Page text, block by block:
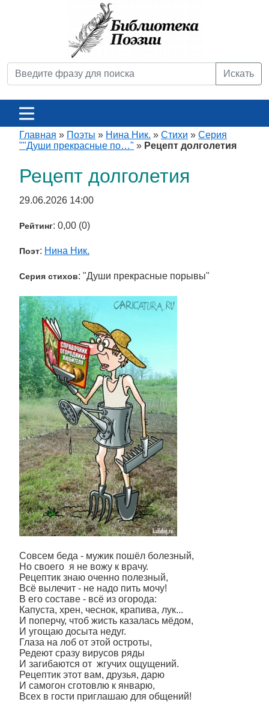
Искать
Главная » Поэты » Нина Ник. » Стихи » Серия
""Души прекрасные по…" » Рецепт долголетия
Рецепт долголетия
29.06.2026 14:00
Рейтинг: 0,00 (0)
Поэт: Нина Ник.
Серия стихов: "Души прекрасные порывы"
Совсем беда - мужик пошёл болезный,
Но своего я не вожу к врачу.
Рецептик знаю оченно полезный,
Всё вылечит - не надо пить мочу!
В его составе - всё из огорода:
Капуста, хрен, чеснок, крапива, лук...
И поперчу, чтоб жисть казалась мёдом,
И угощаю досыта недуг.
Глаза на лоб от этой остроты,
Редеют сразу вирусов ряды
И загибаются от жгучих ощущений.
Рецептик этот вам, друзья, дарю
И самогон сготовлю к январю,
Всех в гости приглашаю для общений!